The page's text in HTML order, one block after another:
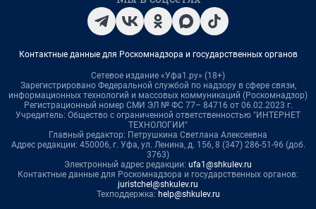
Контактные данные для Роскомнадзора и государственных органов
Сетевое издание «Уфа1.ру» (18+)
Зарегистрировано Федеральной службой по надзору в сфере связи,
информационных технологий и массовых коммуникаций (Роскомнадзор)
Регистрационный номер СМИ ЭЛ № ФС 77– 84716 от 06.02.2023 г.
Учредитель: Общество с ограниченной ответственностью "ИНТЕРНЕТ
ТЕХНОЛОГИИ"
Главный редактор: Петрушкина Светлана Алексеевна
Адрес редакции: 450006, г. Уфа, ул. Ленина, д. 156, 8 (347) 286-51-96 (доб.
3763)
Электронный адрес редакции: ufa1@shkulev.ru
Контактные данные для Роскомнадзора и государственных органов:
juristchel@shkulev.ru
Техподдержка: help@shkulev.ru